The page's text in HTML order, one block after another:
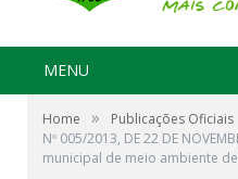
MENU
Home » Publicações Oficiais
Nº 005/2013, DE 22 DE
municipal de meio ambiente